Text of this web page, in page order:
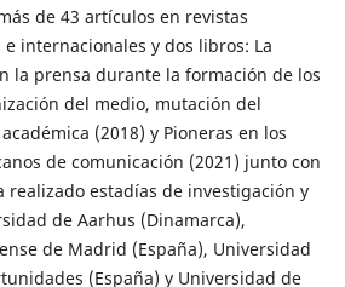
de 43 artículos en revistas
internacionales y dos libros: La
la prensa durante la formación de los
del medio, mutación del
(2018) y Pioneras en los
de comunicación (2021) junto con
realizado estadías de investigación y
de Aarhus (Dinamarca),
de Madrid (España), Universidad
(España) y Universidad de